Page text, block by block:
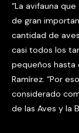
“La avifauna
de gran
cantidad de
casi todos los
pequeños hasta
Ramírez. “Por
considerado
de las Aves y la